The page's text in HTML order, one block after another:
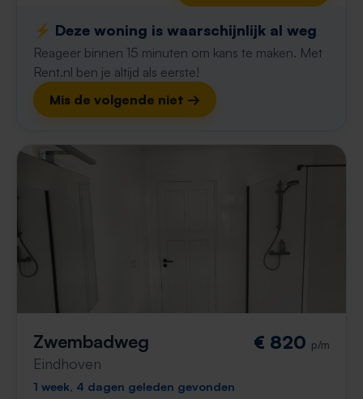
⚡️ Deze woning is waarschijnlijk al weg
Reageer binnen 15 minuten om kans te maken. Met
Rent.nl ben je altijd als eerste!
Mis de volgende niet →
Zwembadweg
Eindhoven
€ 820 p/m
1 week, 4 dagen geleden gevonden